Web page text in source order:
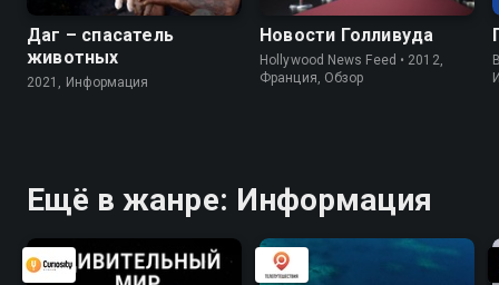
Даг – спасатель
животных
2021, Информация
Новости Голливуда
Hollywood News Feed • 2012,
Франция, Обзор
Ещё в жанре: Информация